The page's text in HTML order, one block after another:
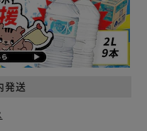
発送